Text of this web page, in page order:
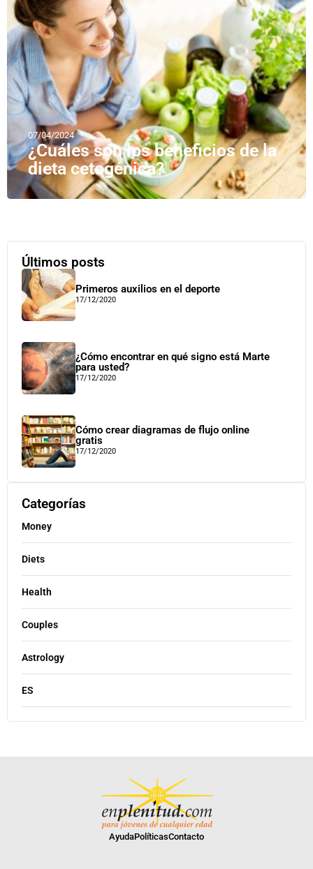
07/04/2024
¿Cuáles son los beneficios de la
dieta cetogénica?
Últimos posts
Primeros auxilios en el deporte
17/12/2020
¿Cómo encontrar en qué signo está Marte
para usted?
17/12/2020
Cómo crear diagramas de flujo online
gratis
17/12/2020
Categorías
Money
Diets
Health
Couples
Astrology
ES
AyudaPolíticasContacto